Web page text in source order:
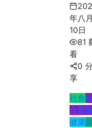
年八
10日
81
看
0
享
社會
合新
健康